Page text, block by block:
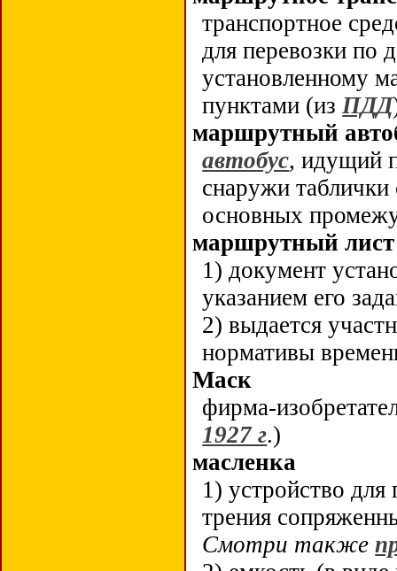
транспортное
для перевозки по
установленному
пунктами (изПДД
маршрутный
автобус, идущий
снаружи
основных
маршрутный лист
1) документ
указанием его
2) выдается
нормативы
Маск
фирма-
1927 г.)
масленка
1) устройство
трения
Смотри также